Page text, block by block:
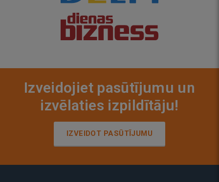
Izveidojiet pasūtījumu un
izvēlaties izpildītāju!
IZVEIDOT PASŪTĪJUMU